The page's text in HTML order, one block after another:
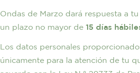
Ondas de Marzo dará respuesta a
un plazo no mayor de 15 días
Los datos personales
únicamente para la atención de tu